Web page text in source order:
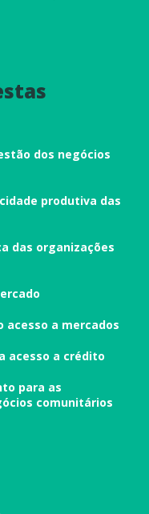
dos negócios
produtiva das
das organizações
acesso a mercados
acesso a crédito
para as
comunitários